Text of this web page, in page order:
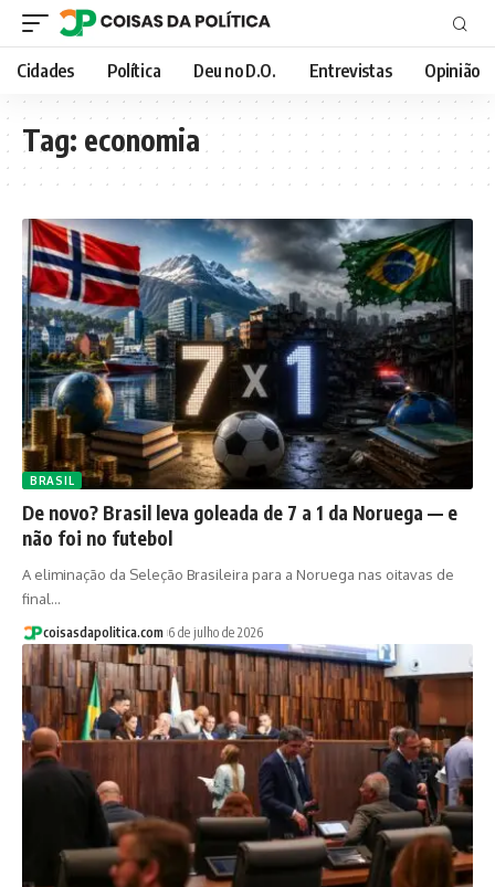
Cidades Política Deu no D.O. Entrevistas Opinião
Tag: economia
BRASIL
De novo? Brasil leva goleada de 7 a 1 da Noruega — e
não foi no futebol
A eliminação da Seleção Brasileira para a Noruega nas oitavas de
final…
coisasdapolitica.com 6 de julho de 2026